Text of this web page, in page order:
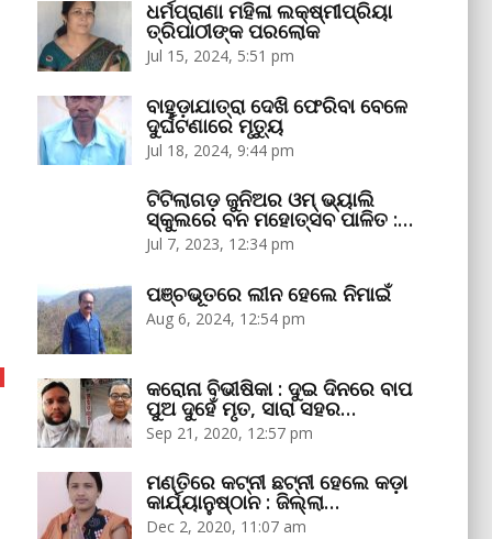
ଧର୍ମପ୍ରାଣା ମହିଳା ଲକ୍ଷ୍ମୀପ୍ରିୟା
ତ୍ରିପାଠୀଙ୍କ ପରଲୋକ
Jul 15, 2024, 5:51 pm
ବାହୁଡ଼ାଯାତ୍ରା ଦେଖି ଫେରିବା ବେଳେ
ଦୁର୍ଘଟଣାରେ ମୃତ୍ୟୁ
Jul 18, 2024, 9:44 pm
ଟିଟିଲାଗଡ଼ ଜୁନିଅର ଓମ୍‌ ଭ୍ୟାଲି
ସ୍କୁଲରେ ବନ ମହୋତ୍ସବ ପାଳିତ :…
Jul 7, 2023, 12:34 pm
ପଞ୍ଚଭୂତରେ ଲୀନ ହେଲେ ନିମାଇଁ
Aug 6, 2024, 12:54 pm
କରୋନା ବିଭୀଷିକା : ଦୁଇ ଦିନରେ ବାପ
ପୁଅ ଦୁହେଁ ମୃତ, ସାରା ସହର…
Sep 21, 2020, 12:57 pm
ମଣ୍ତିରେ କଟ୍‌ନୀ ଛଟ୍‌ନୀ ହେଲେ କଡ଼ା
କାର୍ଯ୍ୟାନୁଷ୍ଠାନ : ଜିଲ୍ଲା…
Dec 2, 2020, 11:07 am